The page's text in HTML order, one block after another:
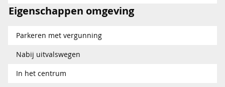
Eigenschappen omgeving
Parkeren met vergunning
Nabij uitvalswegen
In het centrum